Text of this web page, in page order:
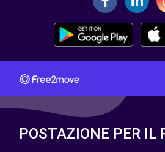
POSTAZIONE PER IL